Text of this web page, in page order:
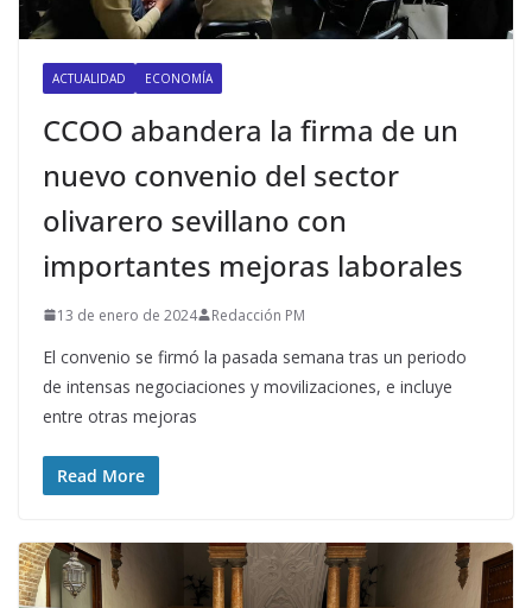
ACTUALIDAD ECONOMÍA
CCOO abandera la firma de un
nuevo convenio del sector
olivarero sevillano con
importantes mejoras laborales
13 de enero de 2024 Redacción PM
El convenio se firmó la pasada semana tras un periodo
de intensas negociaciones y movilizaciones, e incluye
entre otras mejoras
Read More